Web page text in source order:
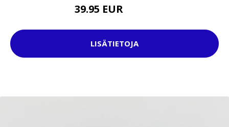
39.95 EUR
LISÄTIETOJA